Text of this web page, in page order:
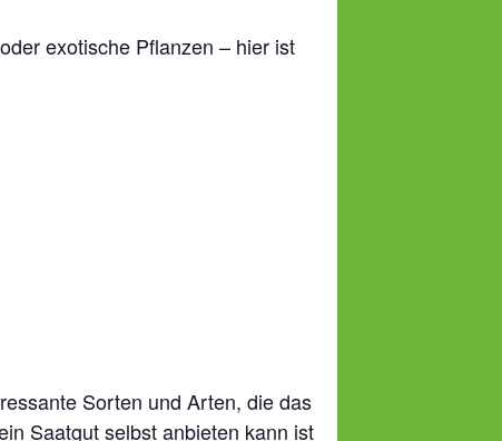
exotische Pflanzen – hier ist
Sorten und Arten, die das
Saatgut selbst anbieten kann ist